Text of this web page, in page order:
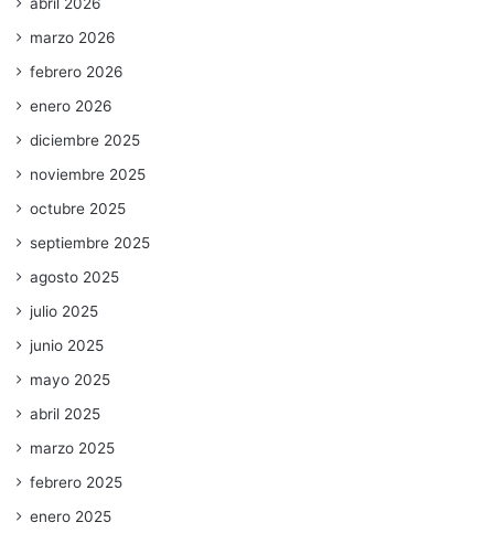
abril 2026
marzo 2026
febrero 2026
enero 2026
diciembre 2025
noviembre 2025
octubre 2025
septiembre 2025
agosto 2025
julio 2025
junio 2025
mayo 2025
abril 2025
marzo 2025
febrero 2025
enero 2025